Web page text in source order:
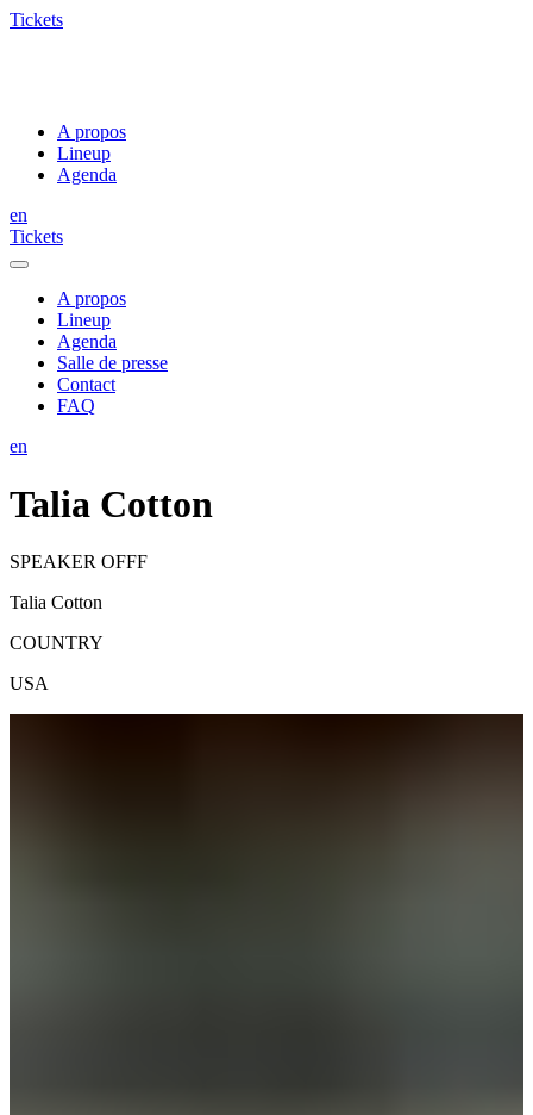
Tickets
A propos
Lineup
Agenda
en
Tickets
A propos
Lineup
Agenda
Salle de presse
Contact
FAQ
en
Talia Cotton
SPEAKER OFFF
Talia Cotton
COUNTRY
USA